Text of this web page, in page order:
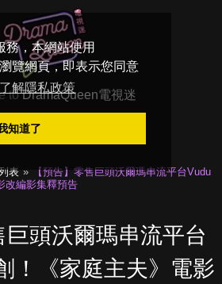
務，本網站使用
覽網頁，即表示您同意
了解隱私政策
知道了
toDramaQueen電視迷
表
【預告】零售巨頭沃爾瑪串流平台Vudu
改編影集釋預告
巨頭沃爾瑪串流平台
！《家庭主夫》電影